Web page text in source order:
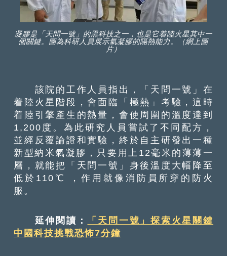
凝膠是「天問一號」的黑科技之一，也是它着陸火星其中一
個關鍵。圖為科研人員展示氣凝膠的隔熱能力。（網上圖
片）
該院的工作人員指出，「天問一號」在
着陸火星階段，會面臨「極熱」考驗，這時
着陸引擎產生的熱量，會使周圍的溫度達到
1,200度。為此研究人員嘗試了不同配方，
並經反覆論證和實驗，終於自主研發出一種
新型納米氣凝膠，只要用上12毫米的薄薄一
層，就能把「天問一號」身後溫度大幅降至
低於110℃ ，作用就像消防員所穿的防火
服。
延伸閱讀：
「天問一號」探索火星關鍵
中國科技挑戰恐怖7分鐘